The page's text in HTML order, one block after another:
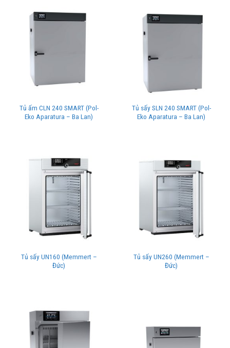
Tủ ấm CLN 240 SMART (Pol-
Eko Aparatura – Ba Lan)
Tủ sấy SLN 240 SMART (Pol-
Eko Aparatura – Ba Lan)
Tủ sấy UN160 (Memmert –
Đức)
Tủ sấy UN260 (Memmert –
Đức)